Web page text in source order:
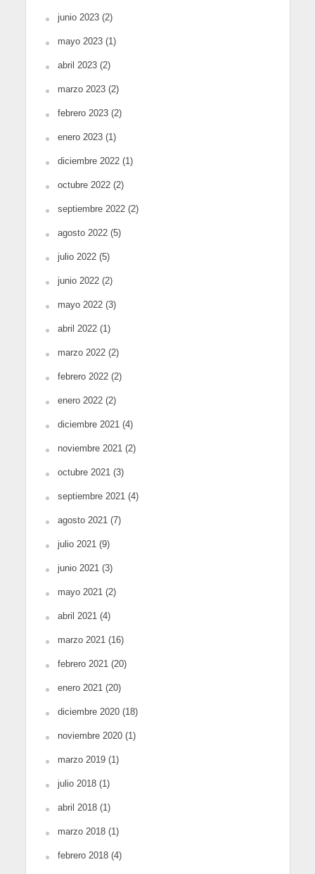
junio 2023(2)
mayo 2023(1)
abril 2023(2)
marzo 2023(2)
febrero 2023(2)
enero 2023(1)
diciembre 2022(1)
octubre 2022(2)
septiembre 2022(2)
agosto 2022(5)
julio 2022(5)
junio 2022(2)
mayo 2022(3)
abril 2022(1)
marzo 2022(2)
febrero 2022(2)
enero 2022(2)
diciembre 2021(4)
noviembre 2021(2)
octubre 2021(3)
septiembre 2021(4)
agosto 2021(7)
julio 2021(9)
junio 2021(3)
mayo 2021(2)
abril 2021(4)
marzo 2021(16)
febrero 2021(20)
enero 2021(20)
diciembre 2020(18)
noviembre 2020(1)
marzo 2019(1)
julio 2018(1)
abril 2018(1)
marzo 2018(1)
febrero 2018(4)